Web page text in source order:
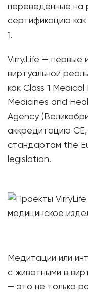
переведенные на
сертификацию
1.
Virry.Life — первые
виртуальной
как Class 1
Medicines and
Agency
аккредитацию
стандартам the
legislation.
Медитации или
с животными в
— это не только